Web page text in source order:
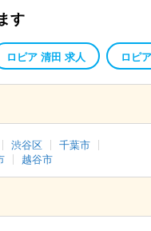
す
ロピア 清田 求人 ロピ
渋谷区
千葉市
越谷市